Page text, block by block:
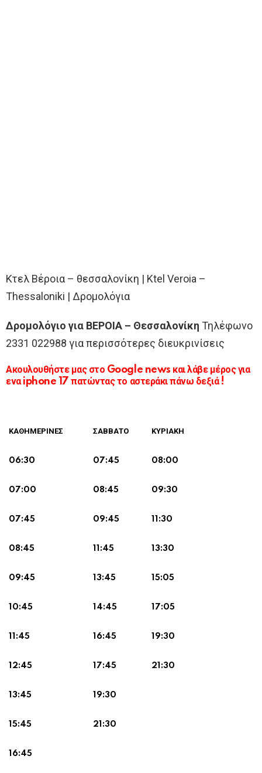
Κτελ Βέροια – θεσσαλονίκη | Κtel Veroia –
Thessaloniki | Δρομολόγια
Δρομολόγιο για ΒΕΡΟΙΑ – Θεσσαλονίκη Τηλέφωνο
2331 022988 για περισσότερες διευκρινίσεις
Ακουλουθήστε μας στο Google news και λάβε μέρος για
ενα iphone 17 πατώντας το αστεράκι πάνω δεξιά !
ΚΑΘΗΜΕΡΙΝΕΣ
06:30
07:00
07:45
08:45
09:45
10:45
11:45
12:45
13:45
15:45
16:45
ΣΆΒΒΑΤΟ
07:45
08:45
09:45
11:45
13:45
14:45
16:45
17:45
19:30
21:30
ΚΥΡΙΑΚΉ
08:00
09:30
11:30
13:30
15:05
17:05
19:30
21:30